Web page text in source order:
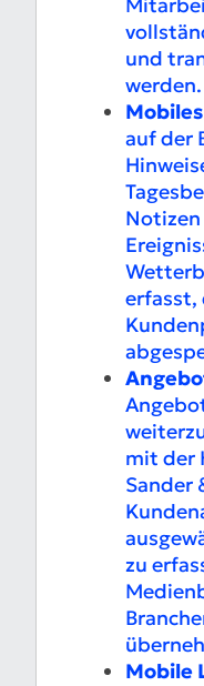
und
werden.
auf der
erfasst,
mit der
Sander
zu
Mobile